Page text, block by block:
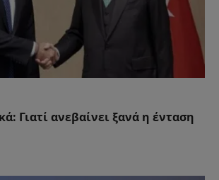
Γιατί ανεβαίνει ξανά η ένταση